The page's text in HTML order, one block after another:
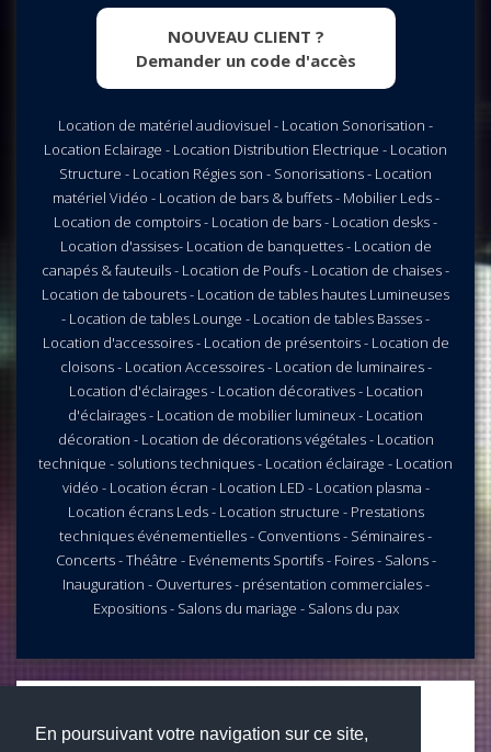
En poursuivant votre navigation sur ce site,
NOUVEAU CLIENT ?
Demander un code d'accès
Location de matériel audiovisuel - Location Sonorisation -
Location Eclairage - Location Distribution Electrique - Location
Structure - Location Régies son - Sonorisations - Location
matériel Vidéo - Location de bars & buffets - Mobilier Leds -
Location de comptoirs - Location de bars - Location desks -
Location d'assises- Location de banquettes - Location de
canapés & fauteuils - Location de Poufs - Location de chaises -
Location de tabourets - Location de tables hautes Lumineuses
- Location de tables Lounge - Location de tables Basses -
Location d'accessoires - Location de présentoirs - Location de
cloisons - Location Accessoires - Location de luminaires -
Location d'éclairages - Location décoratives - Location
d'éclairages - Location de mobilier lumineux - Location
décoration - Location de décorations végétales - Location
technique - solutions techniques - Location éclairage - Location
vidéo - Location écran - Location LED - Location plasma -
Location écrans Leds - Location structure - Prestations
techniques événementielles - Conventions - Séminaires -
Concerts - Théâtre - Evénements Sportifs - Foires - Salons -
Inauguration - Ouvertures - présentation commerciales -
Expositions - Salons du mariage - Salons du pax
Odtec Event, Rue de l'épeule, 7712 Herseaux